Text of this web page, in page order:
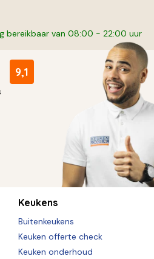
bereikbaar van 08:00 - 22:00 uur
9,1
Keukens
Buitenkeukens
Keuken offerte check
Keuken onderhoud